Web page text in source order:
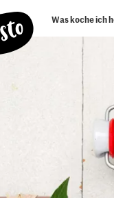
Was koche ich